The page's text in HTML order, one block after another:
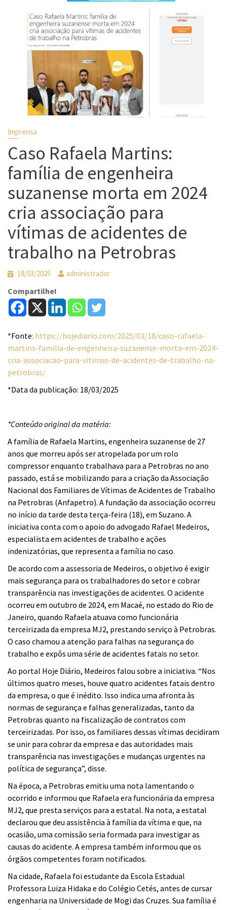
Imprensa
Caso Rafaela Martins:
família de engenheira
suzanense morta em 2024
cria associação para
vítimas de acidentes de
trabalho na Petrobras
18/03/2025 administrador
Compartilhe!
*Fonte: https://hojediario.com/2025/03/18/caso-rafaela-
martins-familia-de-engenheira-suzanense-morta-em-2024-
cria-associacao-para-vitimas-de-acidentes-de-trabalho-na-
petrobras/
*Data da publicação: 18/03/2025
*Conteúdo original da matéria:
A família de Rafaela Martins, engenheira suzanense de 27
anos que morreu após ser atropelada por um rolo
compressor enquanto trabalhava para a Petrobras no ano
passado, está se mobilizando para a criação da Associação
Nacional dos Familiares de Vítimas de Acidentes de Trabalho
na Petrobras (Anfapetro). A fundação da associação ocorreu
no início da tarde desta terça-feira (18), em Suzano. A
iniciativa conta com o apoio do advogado Rafael Medeiros,
especialista em acidentes de trabalho e ações
indenizatórias, que representa a família no caso.
De acordo com a assessoria de Medeiros, o objetivo é exigir
mais segurança para os trabalhadores do setor e cobrar
transparência nas investigações de acidentes. O acidente
ocorreu em outubro de 2024, em Macaé, no estado do Rio de
Janeiro, quando Rafaela atuava como funcionária
terceirizada da empresa MJ2, prestando serviço à Petrobras.
O caso chamou a atenção para falhas na segurança do
trabalho e expôs uma série de acidentes fatais no setor.
Ao portal Hoje Diário, Medeiros falou sobre a iniciativa. “Nos
últimos quatro meses, houve quatro acidentes fatais dentro
da empresa, o que é inédito. Isso indica uma afronta às
normas de segurança e falhas generalizadas, tanto da
Petrobras quanto na fiscalização de contratos com
terceirizadas. Por isso, os familiares dessas vítimas decidiram
se unir para cobrar da empresa e das autoridades mais
transparência nas investigações e mudanças urgentes na
política de segurança”, disse.
Na época, a Petrobras emitiu uma nota lamentando o
ocorrido e informou que Rafaela era funcionária da empresa
MJ2, que presta serviços para a estatal. Na nota, a estatal
declarou que deu assistência à família da vítima e que, na
ocasião, uma comissão seria formada para investigar as
causas do acidente. A empresa também informou que os
órgãos competentes foram notificados.
Na cidade, Rafaela foi estudante da Escola Estadual
Professora Luiza Hidaka e do Colégio Cetés, antes de cursar
engenharia na Universidade de Mogi das Cruzes. Sua família é